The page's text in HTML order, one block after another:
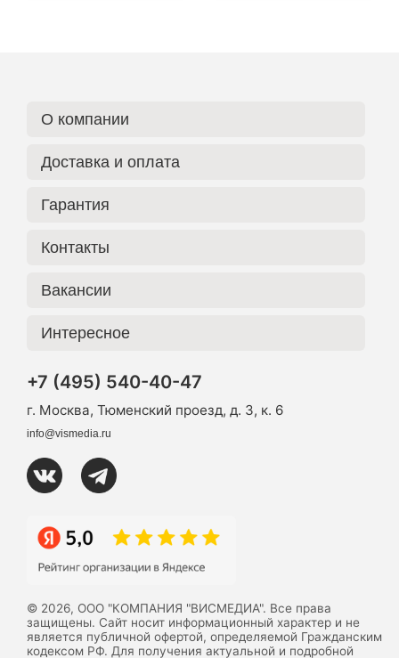
О компании
Доставка и оплата
Гарантия
Контакты
Вакансии
Интересное
+7 (495) 540-40-47
г. Москва, Тюменский проезд, д. 3, к. 6
info@vismedia.ru
© 2026, ООО "КОМПАНИЯ "ВИСМЕДИА". Все права
защищены. Сайт носит информационный характер и не
является публичной офертой, определяемой Гражданским
кодексом РФ. Для получения актуальной и подробной